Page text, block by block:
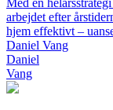
Med en
arbejdet efter
hjem effektivt –
Daniel Vang
Daniel
Vang